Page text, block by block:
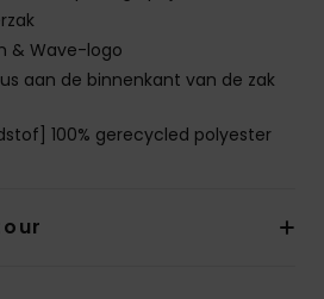
& Wave-logo
aan de binnenkant van de zak
100% gerecycled polyester